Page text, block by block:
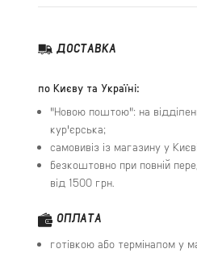
ДОСТАВКА
по Києву та Україні:
"Новою поштою": на
кур'єрська;
самовивіз із магазину у
безкоштовно при повній
від 1500 грн.
ОПЛАТА
готівкою або терміналом у